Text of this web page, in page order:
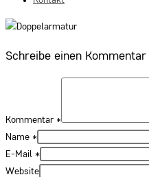
Schreibe einen Kommentar
Kommentar *
Name *
E-Mail *
Website